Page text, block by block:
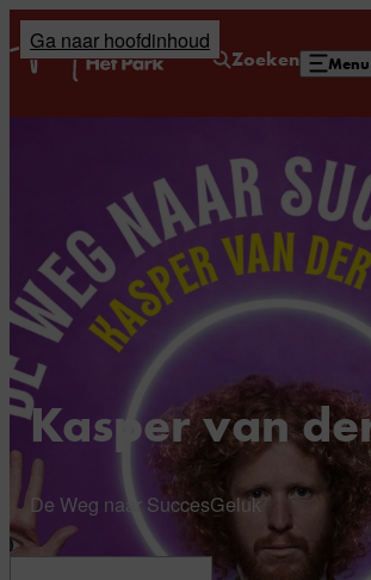
Ga naar hoofdinhoud
Zoeken Menu
Home
Kasper van
De Weg naar SuccesGeluk